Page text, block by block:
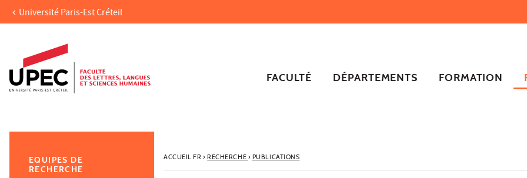
Aller au contenu
Accès directs
Recherche
Navigation secondaire
Université Paris-Est Créteil
FACULTÉ DÉPARTEMENTS FORMATION
ACCUEIL FR› RECHERCHE › PUBLICATIONS
EQUIPES DE
RECHERCHE